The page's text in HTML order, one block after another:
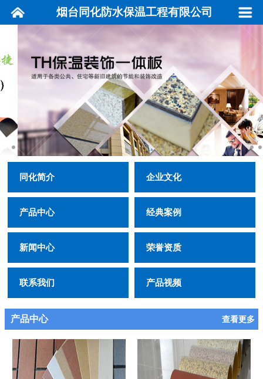
烟台同化防水保温工程有限公司
同化简介 企业文化
产品中心 经典案例
新闻中心 荣誉资质
联系我们 产品视频
产品中心 查看更多